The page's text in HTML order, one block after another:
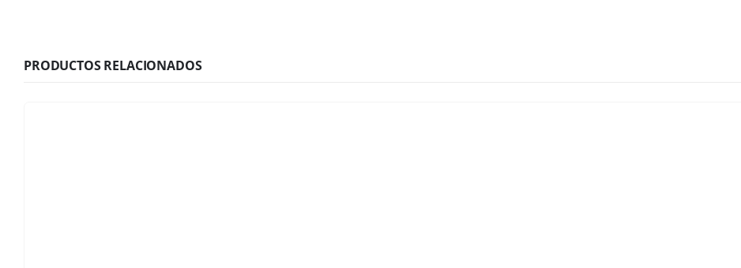
PRODUCTOS RELACIONADOS